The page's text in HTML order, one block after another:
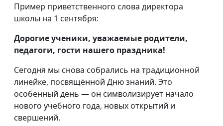
Пример приветственного слова директора
школы на 1 сентября:
Дорогие ученики, уважаемые родители,
педагоги, гости нашего праздника!
Сегодня мы снова собрались на традиционной
линейке, посвящённой Дню знаний. Это
особенный день — он символизирует начало
нового учебного года, новых открытий и
свершений.